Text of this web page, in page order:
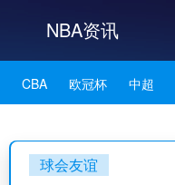
NBA资讯
CBA 欧冠杯 中超
NBA湖人 NBA赛程
球会友谊